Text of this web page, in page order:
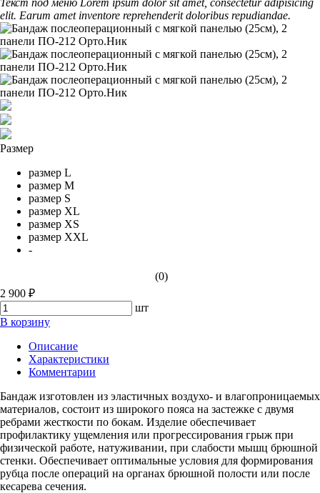
elit. Earum amet inventore reprehenderit doloribus repudiandae.
Размер
размер L
размер M
размер S
размер XL
размер XS
размер XXL
-
(0)
2 900 ₽
шт
В корзину
Описание
Характеристики
Комментарии
Бандаж изготовлен из эластичных воздухо- и влагопроницаемых
материалов, состоит из широкого пояса на застежке с двумя
ребрами жесткости по бокам. Изделие обеспечивает
профилактику ущемления или прогрессирования грыж при
физической работе, натуживании, при слабости мышц брюшной
стенки. Обеспечивает оптимальные условия для формирования
рубца после операций на органах брюшной полости или после
кесарева сечения.